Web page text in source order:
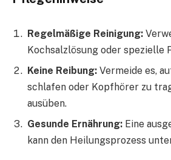
Regelmäßige Reinigung:
Kochsalzlösung oder spezielle
Keine Reibung: Vermeide es,
schlafen oder Kopfhörer zu
ausüben.
Gesunde Ernährung: Eine
kann den Heilungsprozess